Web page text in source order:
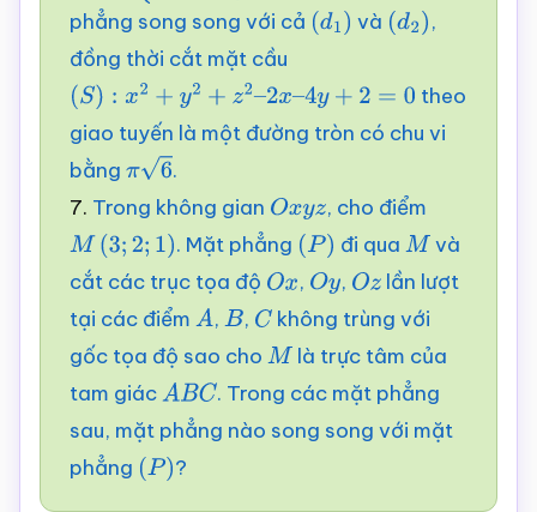
phẳng song song với cả (d1) và (d2),
đồng thời cắt mặt cầu
(S): x 2+y 2+ z2 –2 x–4y+2=0
theo
giao tuyến là một đường tròn có chu vi
bằng π6
.
7. Trong không gian Oxyz, cho điểm
M( 3;2 1) . Mặt phẳng (P) đi qua M và
cắt các trục tọa độ Ox , Oy, Ozlần lượt
tại các điểm A,B , C không trùng với
gốc tọa độ sao cho M là trực tâm của
tam giácABC . Trong các mặt phẳng
sau, mặt phẳng nào song song với mặt
phẳng (P) ?